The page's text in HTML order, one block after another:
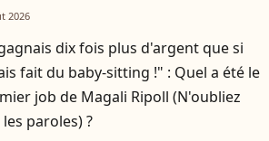
2026
dix fois plus d'argent que si
fait du baby-sitting !" : Quel a été le
job de Magali Ripoll (N'oubliez
les paroles) ?